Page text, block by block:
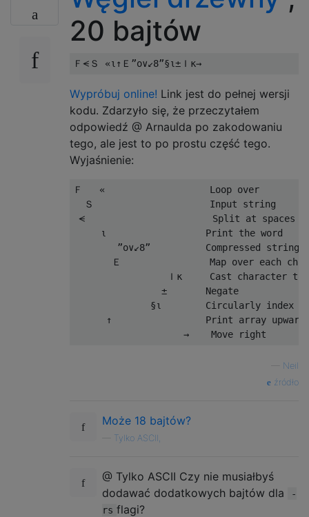
20 bajtów
Wypróbuj online! Link jest do pełnej wersji
kodu. Zdarzyło się, że przeczytałem
odpowiedź @ Arnaulda po zakodowaniu
tego, ale jest to po prostu część tego.
Wyjaśnienie:
Ｆ   «                   Loop over
  Ｓ                     Input string
⪪                       Split at spaces
     ι                  Print the word
”o∨↙8”          Compressed string
Ｅ                Map over each
Ｉκ     Cast character to
                ±       Negate
§ι        Circularly index
↑                 Print array
Neil
źródło
Może 18 bajtów?
Tylko ASCII,
@ Tylko ASCII Czy nie musiałbyś
dodawać dodatkowych bajtów dla
-
rs flagi?